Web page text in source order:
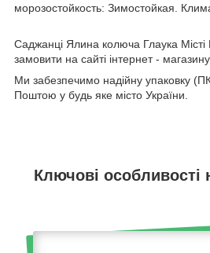
морозостойкость: Зимостойкая.
Саджанці Ялина колюча Глаука
замовити на сайті інтернет -
Ми забезпечимо надійну упаковку
Поштою у будь яке місто України.
Ключові особливості